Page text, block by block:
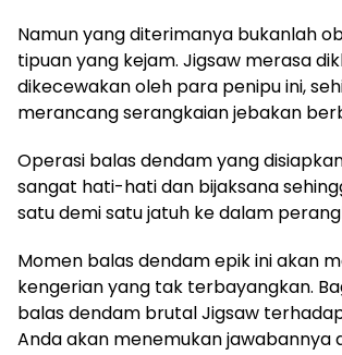
Namun yang diterimanya bukanlah
tipuan yang kejam. Jigsaw merasa
dikecewakan oleh para penipu ini,
merancang serangkaian jebakan
Operasi balas dendam yang
sangat hati-hati dan bijaksana
satu demi satu jatuh ke dalam
Momen balas dendam epik ini akan
kengerian yang tak terbayangkan.
balas dendam brutal Jigsaw
Anda akan menemukan jawabannya